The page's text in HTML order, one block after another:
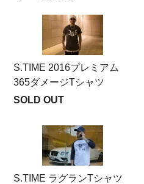
S.TIME 2016プレミアム
365ダメージTシャツ
SOLD OUT
S.TIME ラグランTシャツ